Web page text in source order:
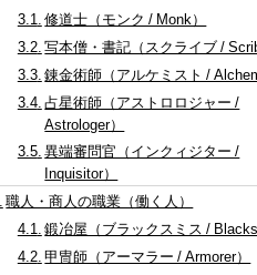
修道士（モンク / Monk）
写本僧・書記（スクライブ /
錬金術師（アルケミスト /
占星術師（アストロロジャー /
Astrologer）
異端審問官（インクィジター /
Inquisitor）
職人・商人の職業（働く人）
鍛冶屋（ブラックスミス /
甲冑師（アーマラー / Armorer）